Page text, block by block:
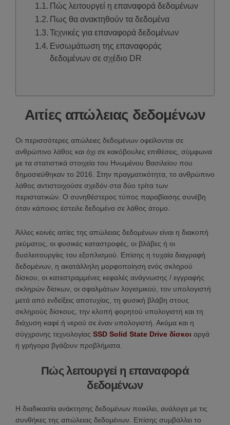
Πώς λειτουργεί η επαναφορά δεδομένων
Πως θα ανακτηθούν τα δεδομένα
Τεχνικές για επαναφορά δεδομένων
Ενσωμάτωση της επαναφοράς
δεδομένων σε σχέδιο DR
Αιτίες απώλειας δεδομένων
Οι περισσότερες απώλειες δεδομένων οφείλονται σε
ανθρώπινο λάθος και όχι σε κακόβουλες επιθέσεις, σύμφωνα
με τα στατιστικά στοιχεία του Ηνωμένου Βασιλείου που
δημοσιεύθηκαν το 2016. Στην πραγματικότητα, το ανθρώπινο
λάθος αντιστοιχούσε σχεδόν στα δύο τρίτα των
περιστατικών. Ο συνηθέστερος τύπος παραβίασης συνέβη
όταν κάποιος έστειλε δεδομένα σε λάθος άτομο.
Άλλες κοινές αιτίες της απώλειας δεδομένων είναι η διακοπή
ρεύματος, οι φυσικές καταστροφές, οι βλάβες ή οι
δυσλειτουργίες του εξοπλισμού. Επίσης η τυχαία διαγραφή
δεδομένων, η ακατάλληλη μορφοποίηση ενός σκληρού
δίσκου, οι κατεστραμμένες κεφαλές ανάγνωσης / εγγραφής
σκληρών δίσκων, οι σφαλμάτων λογισμικού, τον υπολογιστή
μετά από ενδείξεις αποτυχίας, τη φυσική βλάβη στους
σκληρούς δίσκους, την κλοπή φορητού υπολογιστή και τη
διάχυση καφέ ή νερού σε έναν υπολογιστή. Ακόμα και η
σύγχρονης τεχνολογίας SSD Solid State Drive δίσκοι αργά
ή γρήγορα βγάζουν προβλήματα.
Πώς λειτουργεί η επαναφορά
δεδομένων
Η διαδικασία ανάκτησης δεδομένων ποικίλει, ανάλογα με τις
συνθήκες της απώλειας δεδομένων. Επίσης συμβάλλει το